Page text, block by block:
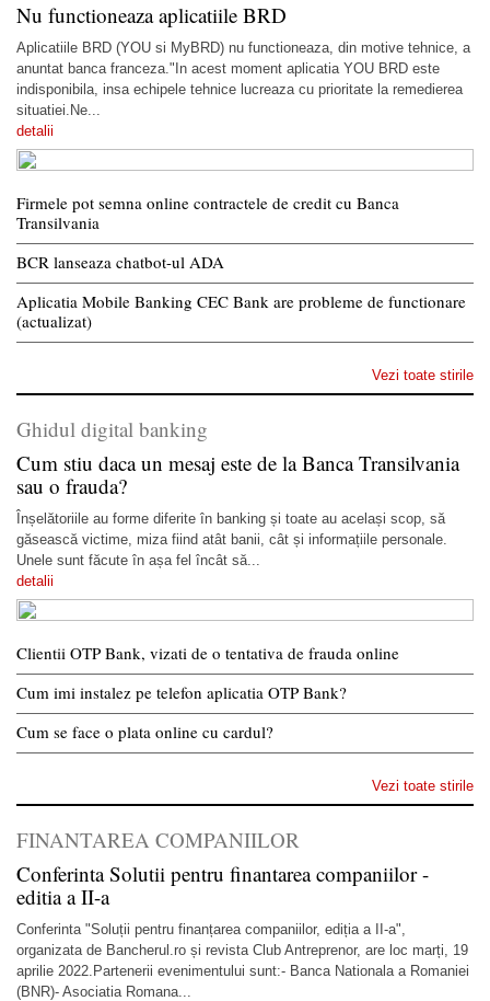
Nu functioneaza aplicatiile BRD
Aplicatiile BRD (YOU si MyBRD) nu functioneaza, din motive tehnice, a
anuntat banca franceza."In acest moment aplicatia YOU BRD este
indisponibila, insa echipele tehnice lucreaza cu prioritate la remedierea
situatiei.Ne...
detalii
Firmele pot semna online contractele de credit cu Banca
Transilvania
BCR lanseaza chatbot-ul ADA
Aplicatia Mobile Banking CEC Bank are probleme de functionare
(actualizat)
Vezi toate stirile
Ghidul digital banking
Cum stiu daca un mesaj este de la Banca Transilvania
sau o frauda?
Înșelătoriile au forme diferite în banking și toate au același scop, să
găsească victime, miza fiind atât banii, cât și informațiile personale.
Unele sunt făcute în așa fel încât să...
detalii
Clientii OTP Bank, vizati de o tentativa de frauda online
Cum imi instalez pe telefon aplicatia OTP Bank?
Cum se face o plata online cu cardul?
Vezi toate stirile
FINANTAREA COMPANIILOR
Conferinta Solutii pentru finantarea companiilor -
editia a II-a
Conferinta "Soluții pentru finanțarea companiilor, ediția a II-a",
organizata de Bancherul.ro și revista Club Antreprenor, are loc marți, 19
aprilie 2022.Partenerii evenimentului sunt:- Banca Nationala a Romaniei
(BNR)- Asociatia Romana...